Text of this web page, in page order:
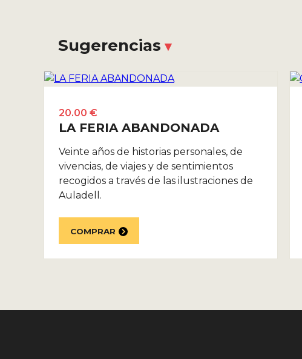
Sugerencias
20.00 €
LA FERIA ABANDONADA
Veinte años de historias personales, de
vivencias, de viajes y de sentimientos
recogidos a través de las ilustraciones de
Auladell.
COMPRAR